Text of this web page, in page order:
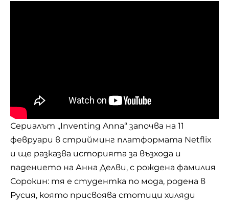
Сериалът „Inventing Anna“ започва на 11
февруари в стрийминг платформата Netflix
и ще разказва историята за възхода и
падението на Анна Делви, с рождена фамилия
Сорокин: тя е студентка по мода, родена в
Русия, която присвоява стотици хиляди